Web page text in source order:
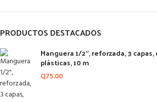
PRODUCTOS DESTACADOS
Manguera 1/2", reforzada, 3
plásticas, 10 m
Q75.00